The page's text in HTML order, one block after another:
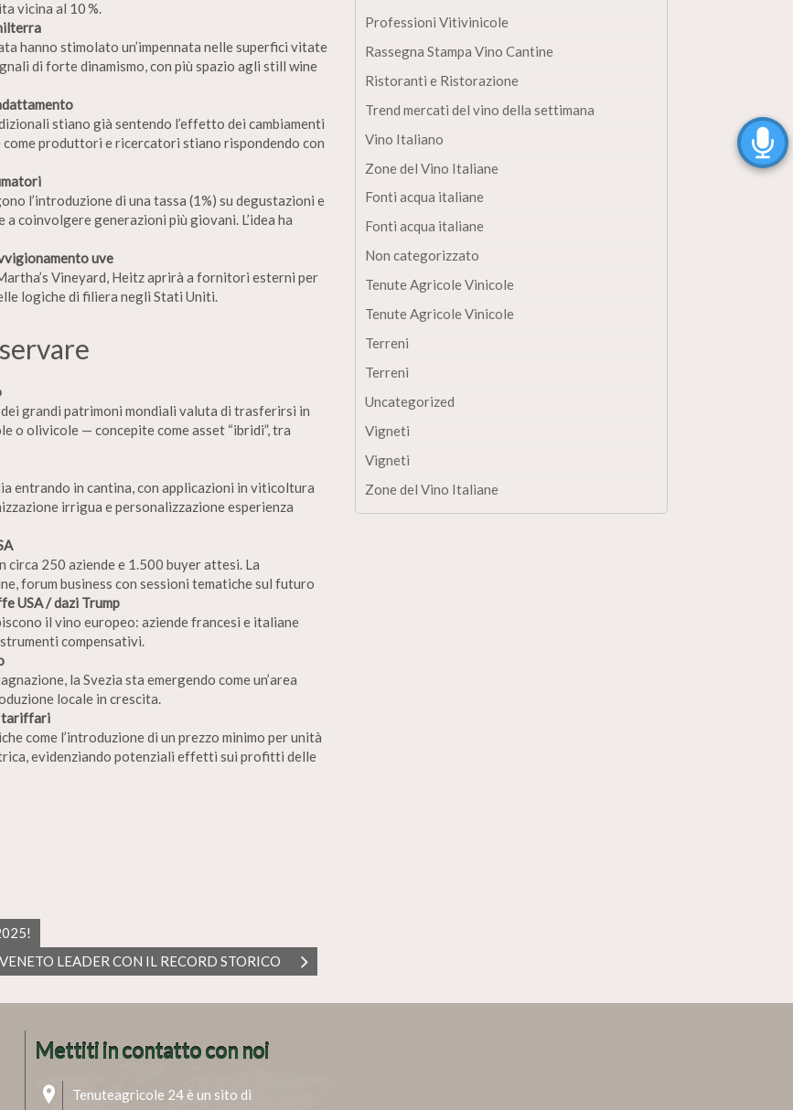
vicina al 10 %.
hanno stimolato un’impennata nelle superfici vitate
di forte dinamismo, con più spazio agli still wine
stiano già sentendo l’effetto dei cambiamenti
produttori e ricercatori stiano rispondendo con
l’introduzione di una tassa (1%) su degustazioni e
coinvolgere generazioni più giovani. L’idea ha
uve
Vineyard, Heitz aprirà a fornitori esterni per
logiche di filiera negli Stati Uniti.
dei grandi patrimoni mondiali valuta di trasferirsi in
o olivicole — concepite come asset “ibridi”, tra
entrando in cantina, con applicazioni in viticoltura
irrigua e personalizzazione esperienza
250 aziende e 1.500 buyer attesi. La
forum business con sessioni tematiche sul futuro
USA / dazi Trump
il vino europeo: aziende francesi e italiane
compensativi.
la Svezia sta emergendo come un’area
locale in crescita.
tariffari
come l’introduzione di un prezzo minimo per unità
evidenziando potenziali effetti sui profitti delle
LEADER CON IL RECORD STORICO
Professioni Vitivinicole
Rassegna Stampa Vino Cantine
Ristoranti e Ristorazione
Trend mercati del vino della settimana
Vino Italiano
Zone del Vino Italiane
Fonti acqua italiane
Fonti acqua italiane
Non categorizzato
Tenute Agricole Vinicole
Tenute Agricole Vinicole
Terreni
Terreni
Uncategorized
Vigneti
Vigneti
Zone del Vino Italiane
Mettiti in contatto con noi
Tenuteagricole 24 è un sito di